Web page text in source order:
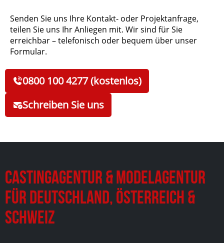
Senden Sie uns Ihre Kontakt- oder Projektanfrage,
teilen Sie uns Ihr Anliegen mit. Wir sind für Sie
erreichbar – telefonisch oder bequem über unser
Formular.
0800 100 4277 (kostenlos)
Schreiben Sie uns
Castingagentur & Modelagentur
für Deutschland, Österreich &
Schweiz